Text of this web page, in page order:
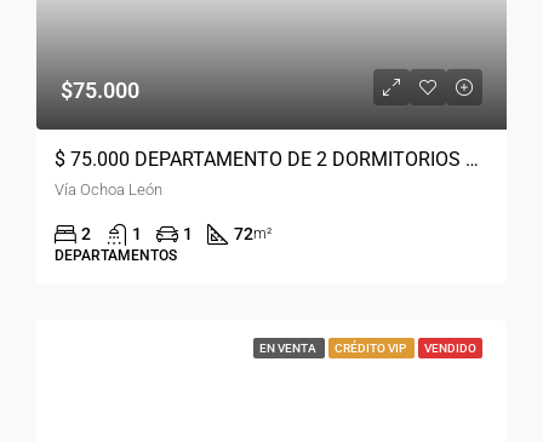
$75.000
$ 75.000 DEPARTAMENTO DE 2 DORMITORIOS AMOBLADO CUENCA VIA OCHOA LEON
Vía Ochoa León
2 1 1 72m²
DEPARTAMENTOS
EN VENTA CRÉDITO VIP VENDIDO